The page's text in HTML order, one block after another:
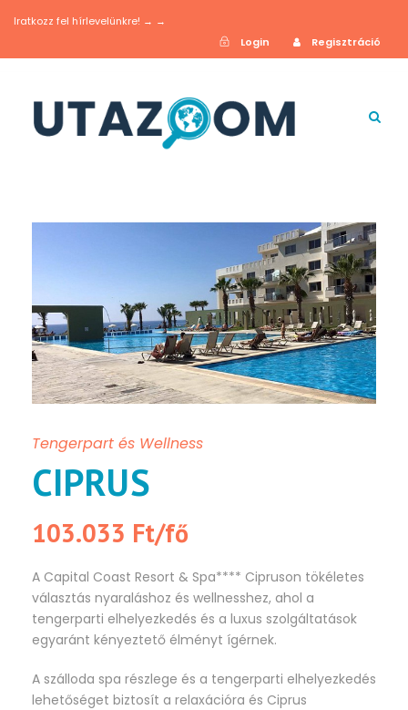
Iratkozz fel hírlevelünkre! → →
Login
Regisztráció
Tengerpart és Wellness
CIPRUS
103.033 Ft/fő
A Capital Coast Resort & Spa**** Cipruson tökéletes
választás nyaraláshoz és wellnesshez, ahol a
tengerparti elhelyezkedés és a luxus szolgáltatások
egyaránt kényeztető élményt ígérnek.
A szálloda spa részlege és a tengerparti elhelyezkedés
lehetőséget biztosít a relaxációra és Ciprus